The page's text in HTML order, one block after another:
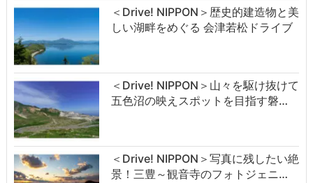
＜Drive! NIPPON＞歴史的建造物と美
しい湖畔をめぐる 会津若松ドライブ
＜Drive! NIPPON＞山々を駆け抜けて
五色沼の映えスポットを目指す磐…
＜Drive! NIPPON＞写真に残したい絶
景！三豊～観音寺のフォトジェニ…